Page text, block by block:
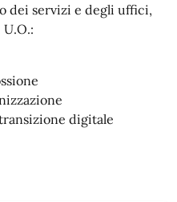
dei servizi e degli uffici,
digitale